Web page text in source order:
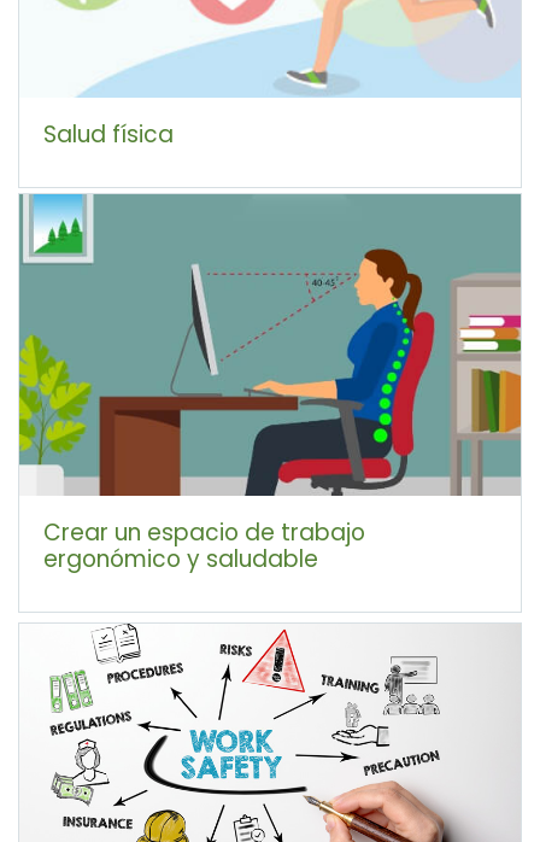
Salud física
Crear un espacio de trabajo
ergonómico y saludable